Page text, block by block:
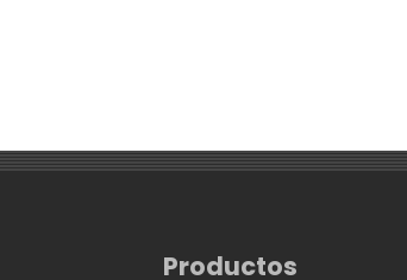
Productos